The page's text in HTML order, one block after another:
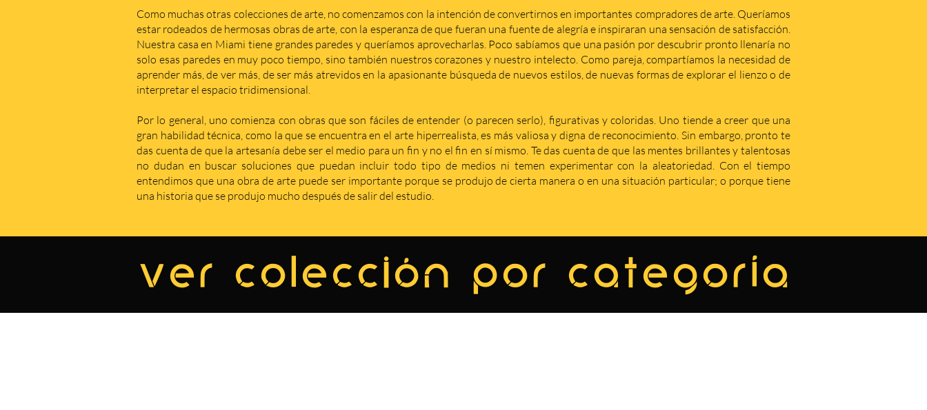
Como muchas otras colecciones de arte, no comenzamos con la intención de convertirnos en importantes compradores de arte. Queríamos
estar rodeados de hermosas obras de arte, con la esperanza de que fueran una fuente de alegría e inspiraran una sensación de satisfacción.
Nuestra casa en Miami tiene grandes paredes y queríamos aprovecharlas. Poco sabíamos que una pasión por descubrir pronto llenaría no
solo esas paredes en muy poco tiempo, sino también nuestros corazones y nuestro intelecto. Como pareja, compartíamos la necesidad de
aprender más, de ver más, de ser más atrevidos en la apasionante búsqueda de nuevos estilos, de nuevas formas de explorar el lienzo o de
interpretar el espacio tridimensional.
Por lo general, uno comienza con obras que son fáciles de entender (o parecen serlo), figurativas y coloridas. Uno tiende a creer que una
gran habilidad técnica, como la que se encuentra en el arte hiperrealista, es más valiosa y digna de reconocimiento. Sin embargo, pronto te
das cuenta de que la artesanía debe ser el medio para un fin y no el fin en sí mismo. Te das cuenta de que las mentes brillantes y talentosas
no dudan en buscar soluciones que puedan incluir todo tipo de medios ni temen experimentar con la aleatoriedad. Con el tiempo
entendimos que una obra de arte puede ser importante porque se produjo de cierta manera o en una situación particular; o porque tiene
una historia que se produjo mucho después de salir del estudio.
ver colección por categoría